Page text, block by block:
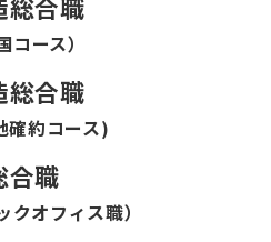
コース）
総合職
確約コース)
合職
クオフィス職）